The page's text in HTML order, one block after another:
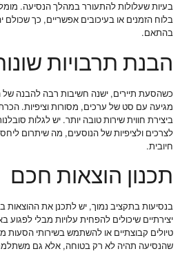
בעיות שעלולות להתעורר במהלך הנסיעה.
בלוח הזמנים או בעיכובים אפשריים, כך שכולם
בהתאם.
הבנת תרבויות
כשהסעת תיירים, ישנה חשיבות רבה להבנה של
מגיעה עם סט של ערכים, מסורות וציפיות.
ביצירת חווית שירות טובה יותר. יש לגלות
לצרכים ולציפיות של הנוסעים, מה שיתרום
חיובית.
תכנון הוצאות חכם
בנסיעות בתקציב נמוך, יש לתכנן את ההוצאות
יצירתיים שיכולים להפחית עלויות מבלי לפגוע
טיולים קבוצתיים או להשתמש בשירותי הסעות
שהנסיעה תהיה לא רק בטוחה, אלא גם